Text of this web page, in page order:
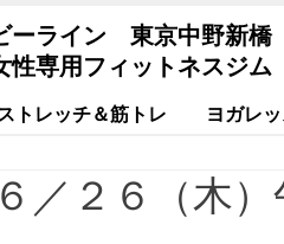
ーライン 東京中野新橋
性専用フィットネスジム
トレッチ＆筋トレ ヨガレ
２６（木）